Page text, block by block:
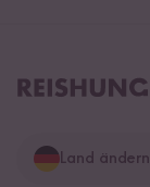
Land ändern